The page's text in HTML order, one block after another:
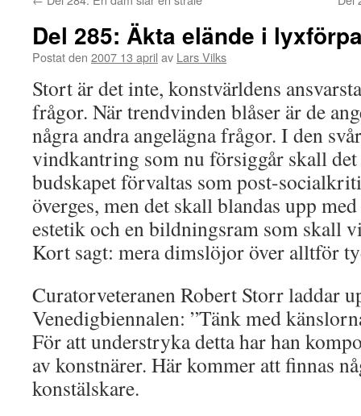
Del 285: Äkta elände i
Postat den 2007 13 april av Lars Vilks
Stort är det inte, konstvärldens
frågor. När trendvinden blåser är de
några andra angelägna frågor. I den
vindkantring som nu försiggår skall
budskapet förvaltas som post-
överges, men det skall blandas upp
estetik och en bildningsram som skall
Kort sagt: mera dimslöjor över alltför
Curatorveteranen Robert Storr laddar
Venedigbiennalen: ”Tänk med
För att understryka detta har han
av konstnärer. Här kommer att finnas
konstälskare.